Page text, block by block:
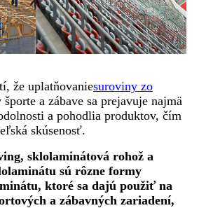
že uplatňovaniesuroviny zo
športe a zábave sa prejavuje najmä
a pohodlia produktov, čím
skúsenosť.
sklolaminátová rohož a
sú rôzne formy
ktoré sa dajú použiť na
a zábavných zariadení,